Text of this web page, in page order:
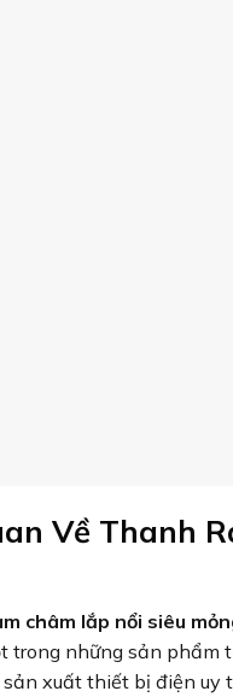
Về Thanh
châm lắp nổi siêu
trong những sản phẩm
sản xuất thiết bị điện uy